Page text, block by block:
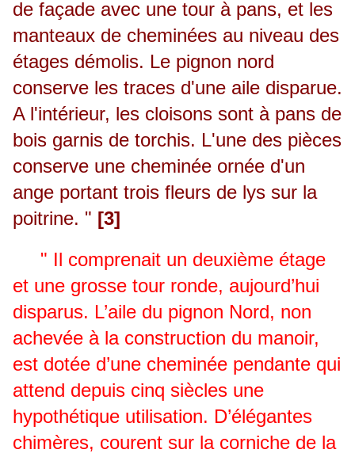
de façade avec une tour à pans, et les
manteaux de cheminées au niveau des
étages démolis. Le pignon nord
conserve les traces d'une aile disparue.
A l'intérieur, les cloisons sont à pans de
bois garnis de torchis. L'une des pièces
conserve une cheminée ornée d'un
ange portant trois fleurs de lys sur la
poitrine. " [3]
" Il comprenait un deuxième étage
et une grosse tour ronde, aujourd’hui
disparus. L’aile du pignon Nord, non
achevée à la construction du manoir,
est dotée d’une cheminée pendante qui
attend depuis cinq siècles une
hypothétique utilisation. D’élégantes
chimères, courent sur la corniche de la